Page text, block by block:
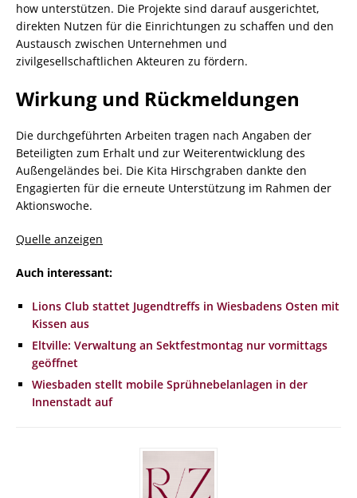
how unterstützen. Die Projekte sind darauf ausgerichtet,
direkten Nutzen für die Einrichtungen zu schaffen und den
Austausch zwischen Unternehmen und
zivilgesellschaftlichen Akteuren zu fördern.
Wirkung und Rückmeldungen
Die durchgeführten Arbeiten tragen nach Angaben der
Beteiligten zum Erhalt und zur Weiterentwicklung des
Außengeländes bei. Die Kita Hirschgraben dankte den
Engagierten für die erneute Unterstützung im Rahmen der
Aktionswoche.
Quelle anzeigen
Auch interessant:
Lions Club stattet Jugendtreffs in Wiesbadens Osten mit
Kissen aus
Eltville: Verwaltung an Sektfestmontag nur vormittags
geöffnet
Wiesbaden stellt mobile Sprühnebelanlagen in der
Innenstadt auf